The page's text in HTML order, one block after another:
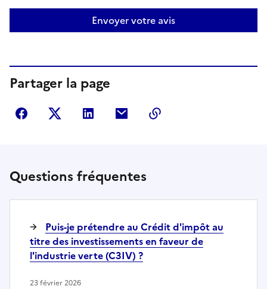
Envoyer votre avis
Partager la page
Partager sur Facebook
Partager sur Twitter
Partager sur LinkedIn
Partager par courriel
Questions fréquentes
Puis-je prétendre au Crédit d'impôt au
titre des investissements en faveur de
l'industrie verte (C3IV) ?
23 février 2026